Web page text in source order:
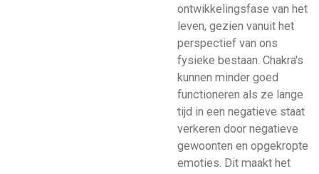
ontwikkelingsfase van het
leven, gezien vanuit het
perspectief van ons
fysieke bestaan. Chakra's
kunnen minder goed
functioneren als ze lange
tijd in een negatieve staat
verkeren door negatieve
gewoonten en opgekropte
emoties. Dit maakt het